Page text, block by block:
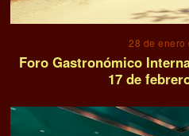
28 de enero
Foro Gastronómico
17 de